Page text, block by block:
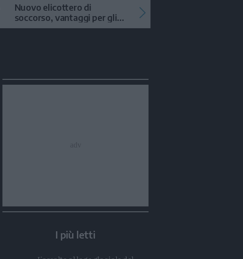
Nuovo elicottero di
soccorso, vantaggi per gli
interventi in alta quota
I più letti